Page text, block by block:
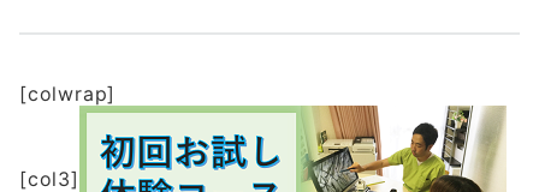
[colwrap]
[col3]